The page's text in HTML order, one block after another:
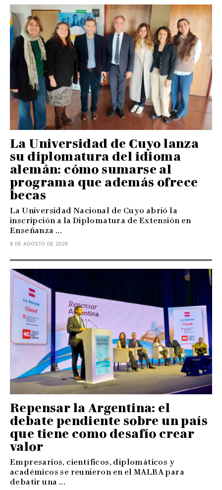
La Universidad de Cuyo lanza
su diplomatura del idioma
alemán: cómo sumarse al
programa que además ofrece
becas
La Universidad Nacional de Cuyo abrió la
inscripción a la Diplomatura de Extensión en
Enseñanza ...
6 DE AGOSTO DE 2026
Repensar la Argentina: el
debate pendiente sobre un país
que tiene como desafío crear
valor
Empresarios, científicos, diplomáticos y
académicos se reunieron en el MALBA para
debatir una ...